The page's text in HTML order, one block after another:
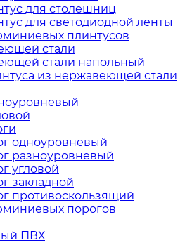
для столешниц
для светодиодной ленты
плинтусов
стали
стали напольный
из нержавеющей стали
одноуровневый
разноуровневый
угловой
закладной
противоскользящий
порогов
ПВХ